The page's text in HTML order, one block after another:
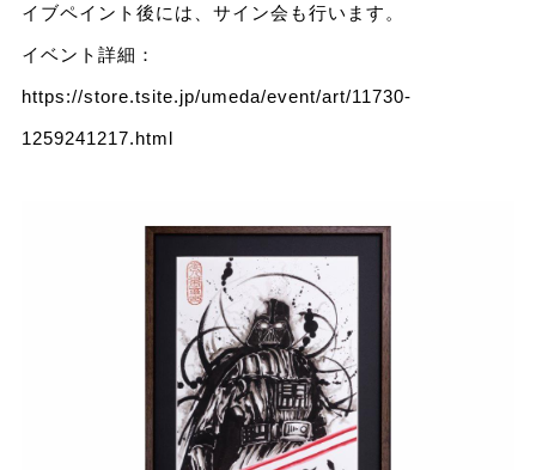
イブペイント後には、サイン会も行います。
イベント詳細：
https://store.tsite.jp/umeda/event/art/11730-
1259241217.html